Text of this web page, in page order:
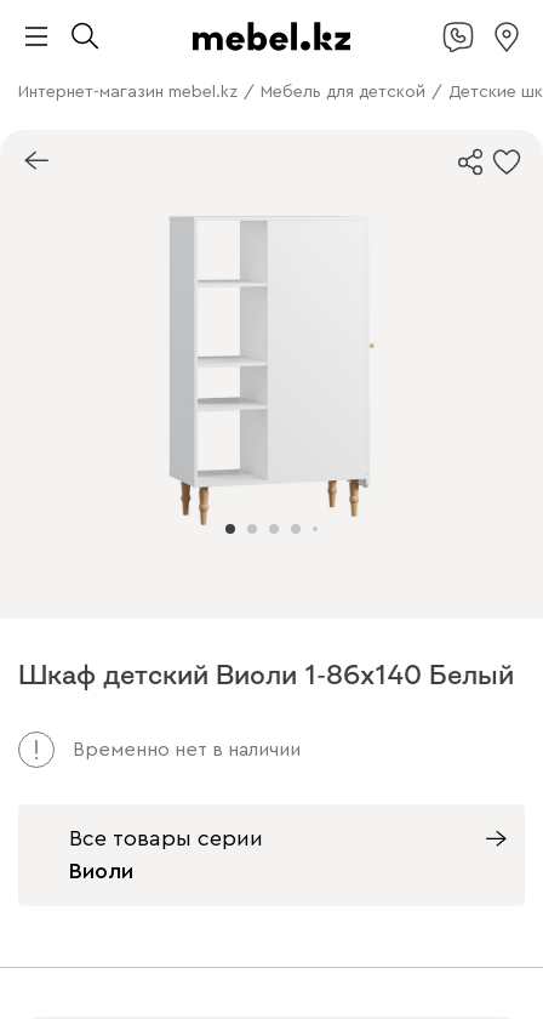
Интернет-магазин mebel.kz / Мебель для детской / Детские
Шкаф детский Виоли 1-86x140 Белый
Временно нет в наличии
Все товары серии
Виоли